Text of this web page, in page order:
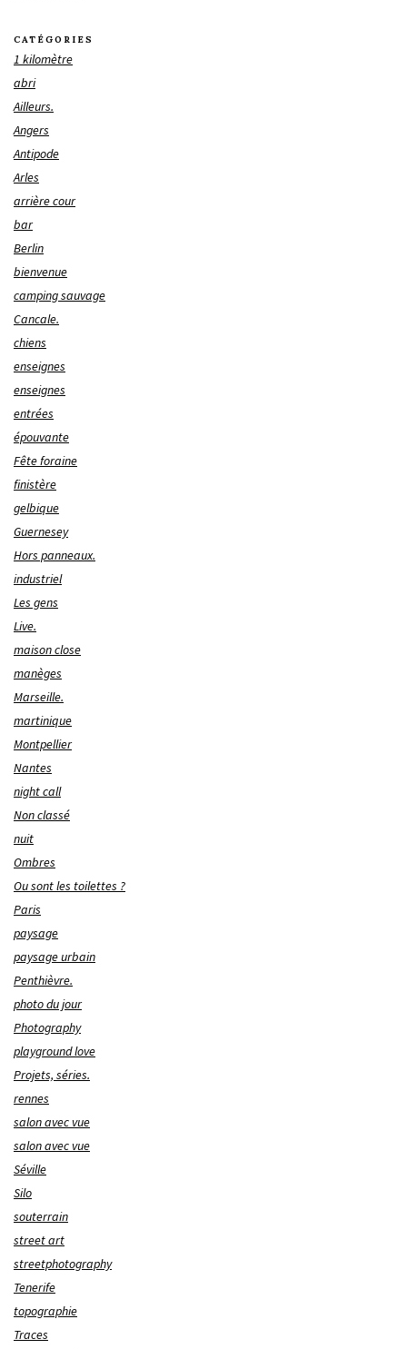
CATÉGORIES
1 kilomètre
abri
Ailleurs.
Angers
Antipode
Arles
arrière cour
bar
Berlin
bienvenue
camping sauvage
Cancale.
chiens
enseignes
enseignes
entrées
épouvante
Fête foraine
finistère
gelbique
Guernesey
Hors panneaux.
industriel
Les gens
Live.
maison close
manèges
Marseille.
martinique
Montpellier
Nantes
night call
Non classé
nuit
Ombres
Ou sont les toilettes ?
Paris
paysage
paysage urbain
Penthièvre.
photo du jour
Photography
playground love
Projets, séries.
rennes
salon avec vue
salon avec vue
Séville
Silo
souterrain
street art
streetphotography
Tenerife
topographie
Traces